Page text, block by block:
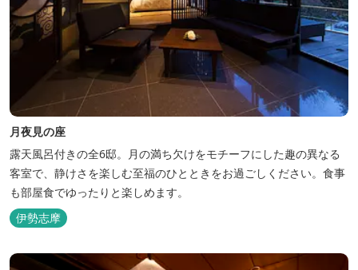
月夜見の座
露天風呂付きの全6邸。月の満ち欠けをモチーフにした趣の異なる
客室で、静けさを楽しむ至福のひとときをお過ごしください。食事
も部屋食でゆったりと楽しめます。
伊勢志摩